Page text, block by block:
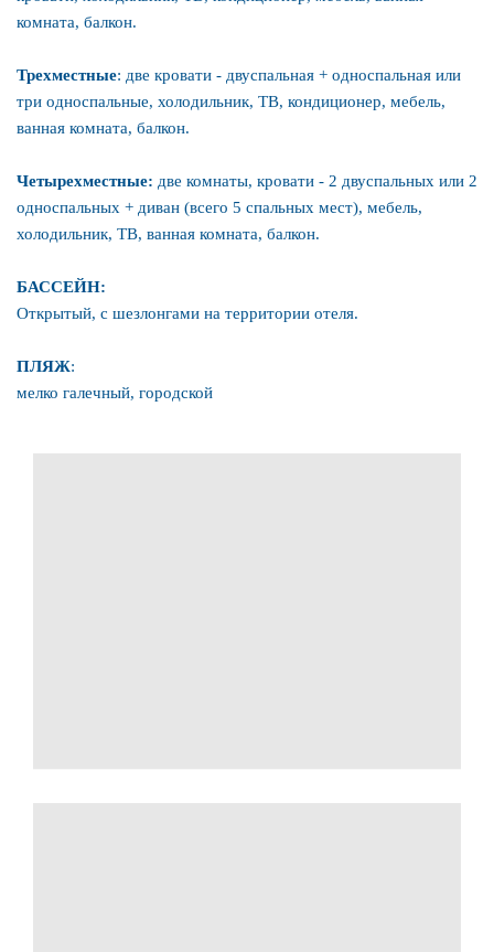
комната, балкон.
Трехместные: две кровати - двуспальная + односпальная или
три односпальные, холодильник, ТВ, кондиционер, мебель,
ванная комната, балкон.
Четырехместные: две комнаты, кровати - 2 двуспальных или 2
односпальных + диван (всего 5 спальных мест), мебель,
холодильник, ТВ, ванная комната, балкон.
БАССЕЙН:
Открытый, с шезлонгами на территории отеля.
ПЛЯЖ:
мелко галечный, городской